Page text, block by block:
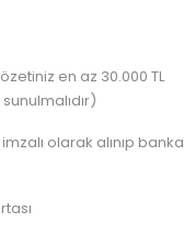
en az 30.000 TL
olarak alınıp banka